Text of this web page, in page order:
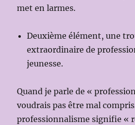
met en larmes.
Deuxième élément, une
extraordinaire de
jeunesse.
Quand je parle de «
voudrais pas être mal
professionnalisme signifie «